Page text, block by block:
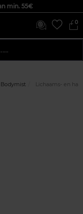
min. 55€
0
Bodymist Lichaams- en